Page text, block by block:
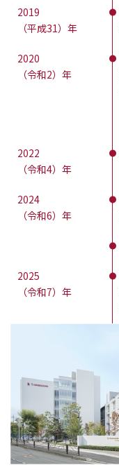
2019
（平成31）年
2020
（令和2）年
2022
（令和4）年
2024
（令和6）年
2025
（令和7）年